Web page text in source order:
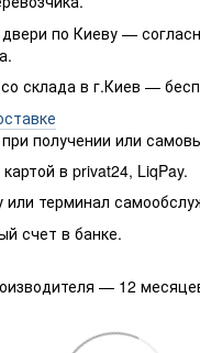
по Киеву —
склада в г.Киев —
получении или
в privat24, LiqPay.
или терминал
счет в банке.
— 12